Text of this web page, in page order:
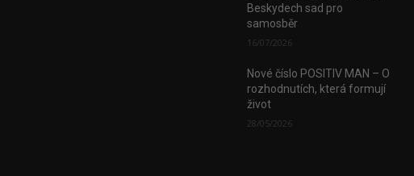
Beskydech sad pro
samosběr
16/07/2026
Nové číslo POSITIV MAN – O
rozhodnutích, která formují
život
28/05/2026